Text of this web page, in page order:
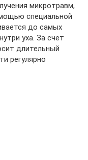
микротравм,
специальной
до самых
уха. За счет
длительный
регулярно